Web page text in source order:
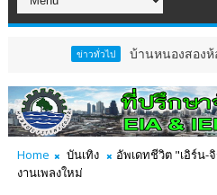
บ้านหนองสองห้องจัดใหญ่ “
Home บันเทิง
อัพเดทชีวิต "เอิร์น-
งานเพลงใหม่